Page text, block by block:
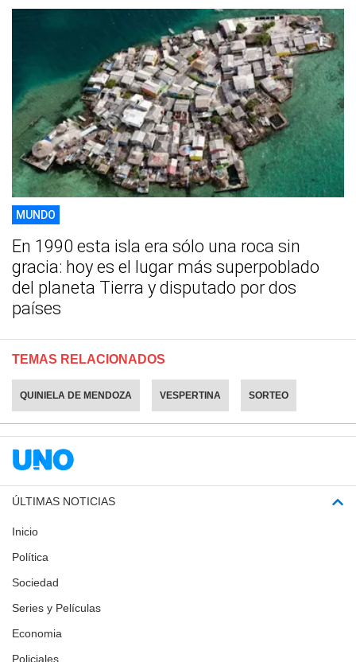
MUNDO
En 1990 esta isla era sólo una roca sin
gracia: hoy es el lugar más superpoblado
del planeta Tierra y disputado por dos
países
TEMAS RELACIONADOS
QUINIELA DE MENDOZA VESPERTINA SORTEO
ÚLTIMAS NOTICIAS
Inicio
Política
Sociedad
Series y Películas
Economia
Policiales